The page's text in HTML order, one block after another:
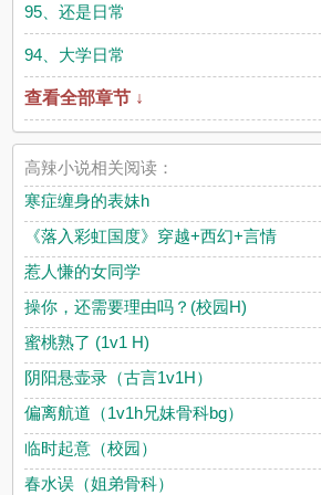
95、还是日常
94、大学日常
查看全部章节 ↓
高辣小说相关阅读：
寒症缠身的表妹h
《落入彩虹国度》穿越+西幻+言情
惹人慊的女同学
操你，还需要理由吗？(校园H)
蜜桃熟了 (1v1 H)
阴阳悬壶录（古言1v1H）
偏离航道（1v1h兄妹骨科bg）
临时起意（校园）
春水误（姐弟骨科）